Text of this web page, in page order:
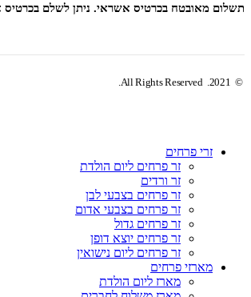
תשלום מאובטח בכרטיס אשראי. ניתן לשלם בכרטיס
© 2021. All Rights Reserved.
זרי פרחים
זר פרחים ליום הולדת
זר ורדים
זר פרחים בצבעי לבן
זר פרחים בצבעי אדום
זר פרחים גדול
זר פרחים יוצא דופן
זר פרחים ליום נישואין
מארזי פרחים
מארז ליום הולדת